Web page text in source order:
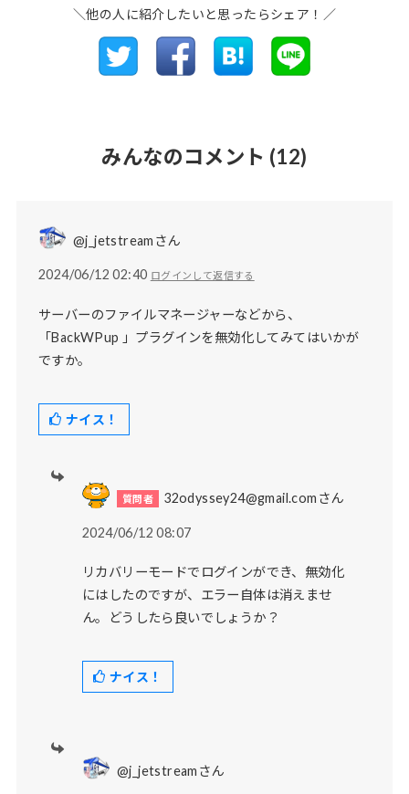
＼他の人に紹介したいと思ったらシェア！／
みんなのコメント (12)
@j_jetstreamさん
2024/06/12 02:40 ログインして返信する
サーバーのファイルマネージャーなどから、
「BackWPup 」プラグインを無効化してみてはいかが
ですか。
ナイス！
32odyssey24@gmail.comさん
2024/06/12 08:07
リカバリーモードでログインができ、無効化
にはしたのですが、エラー自体は消えませ
ん。どうしたら良いでしょうか？
ナイス！
@j_jetstreamさん